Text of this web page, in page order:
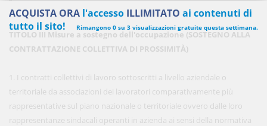
TITOLO III Misure a sostegno dell'occupazione (SOSTEGNO ALLA
CONTRATTAZIONE COLLETTIVA DI PROSSIMITÀ)
1. I contratti collettivi di lavoro sottoscritti a livello aziendale o
territoriale da associazioni dei lavoratori comparativamente più
rappresentative sul piano nazionale o territoriale ovvero dalle loro
rappresentanze sindacali operanti in azienda ai sensi della normativa
ACQUISTA ORA l'accesso ILLIMITATO ai contenuti di
tutto il sito!
Rimangono 0 su 3 visualizzazioni gratuite questa settimana.
450,00 € ANNUALI
anziché570.00€,risparmi il 21%!
Acquista ora